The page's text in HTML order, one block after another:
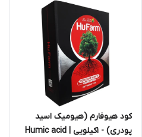
کود هیوفارم (هیومیک اسید
پودری) - 1کیلویی | Humic acid